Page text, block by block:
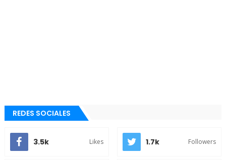
REDES SOCIALES
3.5k Likes 1.7k Followers